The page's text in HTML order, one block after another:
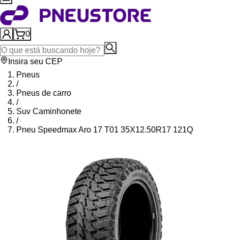
0
Insira seu CEP
Pneus
/
Pneus de carro
/
Suv Caminhonete
/
Pneu Speedmax Aro 17 T01 35X12.50R17 121Q